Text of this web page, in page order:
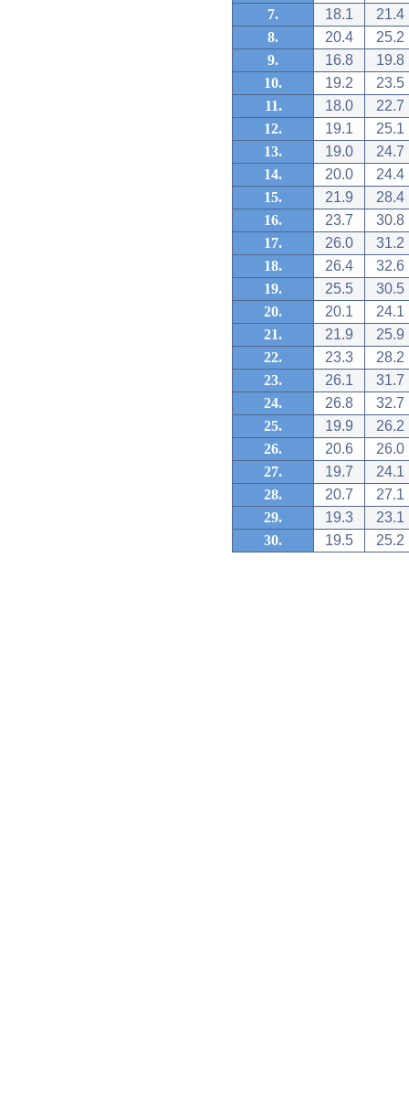
7.
18.1
21.4
8.
20.4
25.2
9.
16.8
19.8
10.
19.2
23.5
11.
18.0
22.7
12.
19.1
25.1
13.
19.0
24.7
14.
20.0
24.4
15.
21.9
28.4
16.
23.7
30.8
17.
26.0
31.2
18.
26.4
32.6
19.
25.5
30.5
20.
20.1
24.1
21.
21.9
25.9
22.
23.3
28.2
23.
26.1
31.7
24.
26.8
32.7
25.
19.9
26.2
26.
20.6
26.0
27.
19.7
24.1
28.
20.7
27.1
29.
19.3
23.1
30.
19.5 25.2